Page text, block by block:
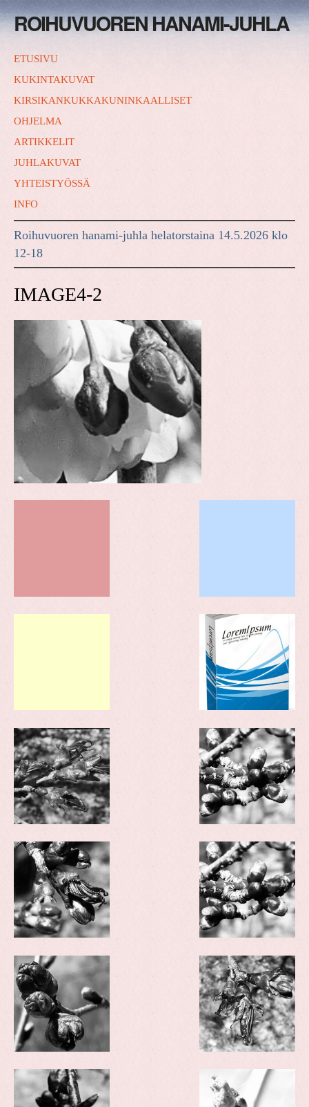
ROIHUVUOREN HANAMI-JUHLA
ETUSIVU
KUKINTAKUVAT
KIRSIKANKUKKAKUNINKAALLISET
OHJELMA
ARTIKKELIT
JUHLAKUVAT
YHTEISTYÖSSÄ
INFO
Roihuvuoren hanami-juhla helatorstaina 14.5.2026 klo
12-18
IMAGE4-2